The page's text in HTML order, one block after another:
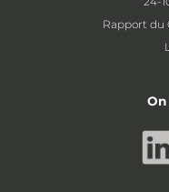
Rapport du